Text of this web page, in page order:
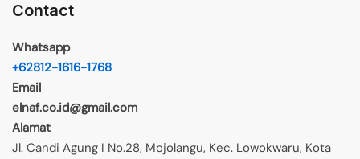
Contact
Whatsapp
+62812-1616-1768
Email
elnaf.co.id@gmail.com
Alamat
Jl. Candi Agung I No.28, Mojolangu, Kec. Lowokwaru, Kota